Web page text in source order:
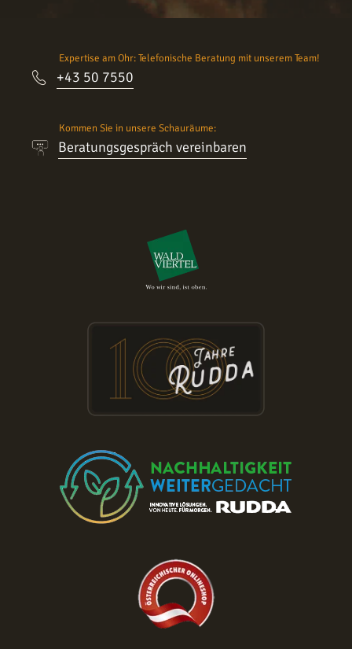
Expertise am Ohr: Telefonische Beratung mit unserem Team!
+43 50 7550
Kommen Sie in unsere Schauräume:
Beratungsgespräch vereinbaren
Besuchen Sie die RUDDA Schauräume
und entdecken Sie Parkett & Türen zu
reduzierten Preisen!